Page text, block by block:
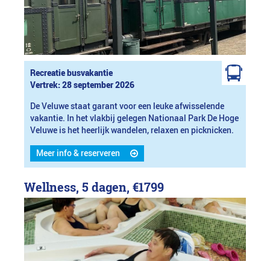
Recreatie busvakantie
Vertrek: 28 september 2026
De Veluwe staat garant voor een leuke afwisselende
vakantie. In het vlakbij gelegen Nationaal Park De Hoge
Veluwe is het heerlijk wandelen, relaxen en picknicken.
Meer info & reserveren
Wellness, 5 dagen, €1799